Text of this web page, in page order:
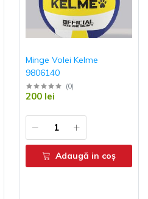
Minge Volei Kelme
9806140
(0)
200 lei
Adaugă in coş